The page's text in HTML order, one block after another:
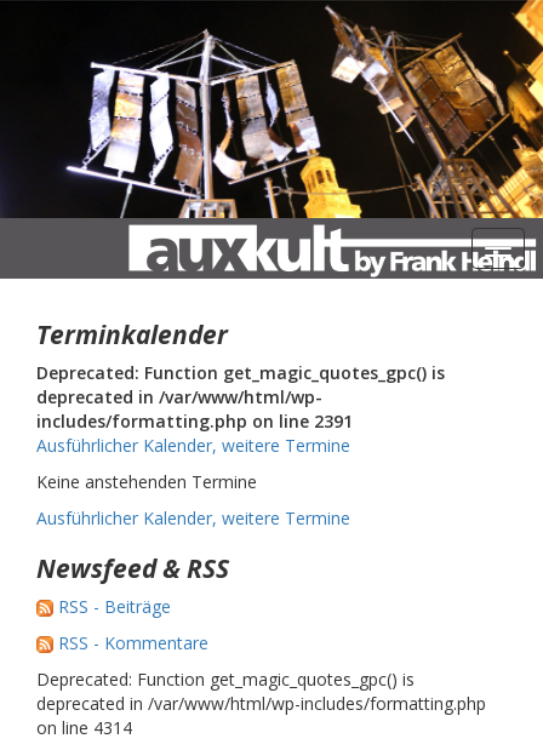
Terminkalender
Deprecated: Function get_magic_quotes_gpc() is
deprecated in /var/www/html/wp-
includes/formatting.php on line 2391
Ausführlicher Kalender, weitere Termine
Keine anstehenden Termine
Ausführlicher Kalender, weitere Termine
Newsfeed & RSS
RSS - Beiträge
RSS - Kommentare
Deprecated: Function get_magic_quotes_gpc() is
deprecated in /var/www/html/wp-includes/formatting.php
on line 4314